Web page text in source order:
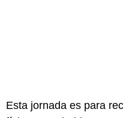
Esta jornada es para